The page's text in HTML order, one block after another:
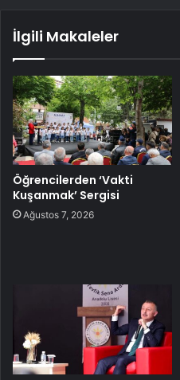
İlgili Makaleler
Öğrencilerden ‘Vakti
Kuşanmak’ Sergisi
Ağustos 7, 2026